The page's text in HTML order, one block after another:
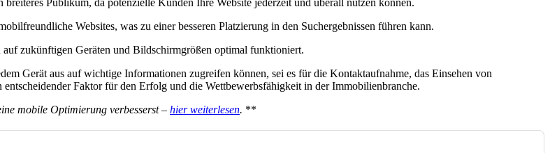
Websites, was zu einer besseren Platzierung in den Suchergebnissen führen kann.
auf zukünftigen Geräten und Bildschirmgrößen optimal funktioniert.
Gerät aus auf wichtige Informationen zugreifen können, sei es für die Kontaktaufnahme, das Einsehen von
Faktor für den Erfolg und die Wettbewerbsfähigkeit in der Immobilienbranche.
mobile Optimierung verbesserst – hier weiterlesen. **